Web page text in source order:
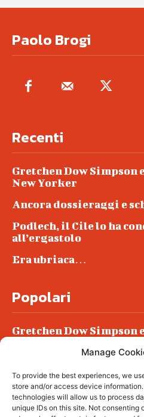
Manage
To provide the best experiences, we
store and/or access device
technologies will allow us to process
unique IDs on this site. Not consenting
Paolo Brogi
Recenti
Gretchen Dow Simpson
New Yorker
Ancora dossieraggi e
Podlech, il Cile lo ha
all’ergastolo
Era ubriaca…
Popolari
Gretchen Dow Simpson
Podlech, il Cile lo ha
all’ergastolo